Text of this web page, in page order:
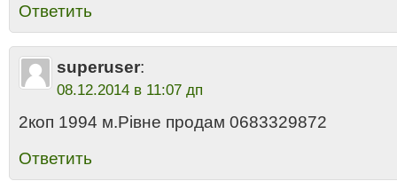
Ответить
superuser:
08.12.2014 в 11:07 дп
2коп 1994 м.Рівне продам 0683329872
Ответить